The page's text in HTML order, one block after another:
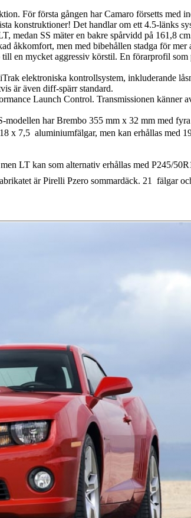
För första gången har Camaro försetts
konstruktioner! Det handlar om ett 4.5-länks
medan SS mäter en bakre spårvidd på 161,8
åkkomfort, men med bibehållen stadga för
en mycket aggressiv körstil. En förarprofil
elektroniska kontrollsystem, inkluderande
är även diff-spärr standard.
Launch Control. Transmissionen känner
har Brembo 355 mm x 32 mm med
x 7,5  aluminiumfälgar, men kan erhållas med
LT kan som alternativ erhållas med P245/
är Pirelli Pzero sommardäck. 21  fälgar